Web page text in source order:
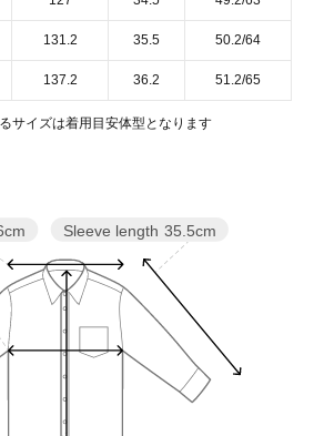
131.2 35.5 50.2/64
137.2 36.2 51.2/65
サイズは着用目安体型となります
Sleeve length 35.5cm